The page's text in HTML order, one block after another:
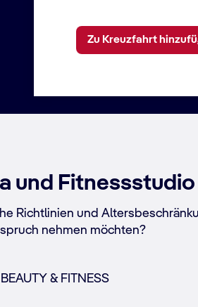
Zu Kreuzfahrt
und
Richtlinien und
nehmen möchten?
& FITNESS